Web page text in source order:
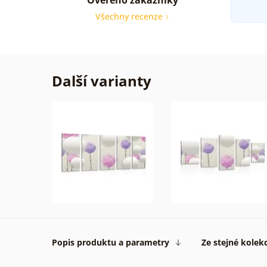
Všechny recenze
Další varianty
Popis produktu a parametry Ze stejné